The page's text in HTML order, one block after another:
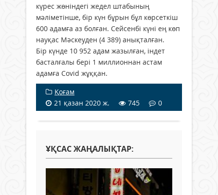
күрес жөніндегі жедел штабының
мәліметінше, бір күн бұрын бұл көрсеткіш
600 адамға аз болған. Сейсенбі күні ең көп
науқас Мәскеуден (4 389) анықталған.
Бір күнде 10 952 адам жазылған, індет
басталғалы бері 1 миллионнан астам
адамға Covid жұққан.
Қоғам
21 қазан 2020 ж.
745 0
ҰҚСАС ЖАҢАЛЫҚТАР: